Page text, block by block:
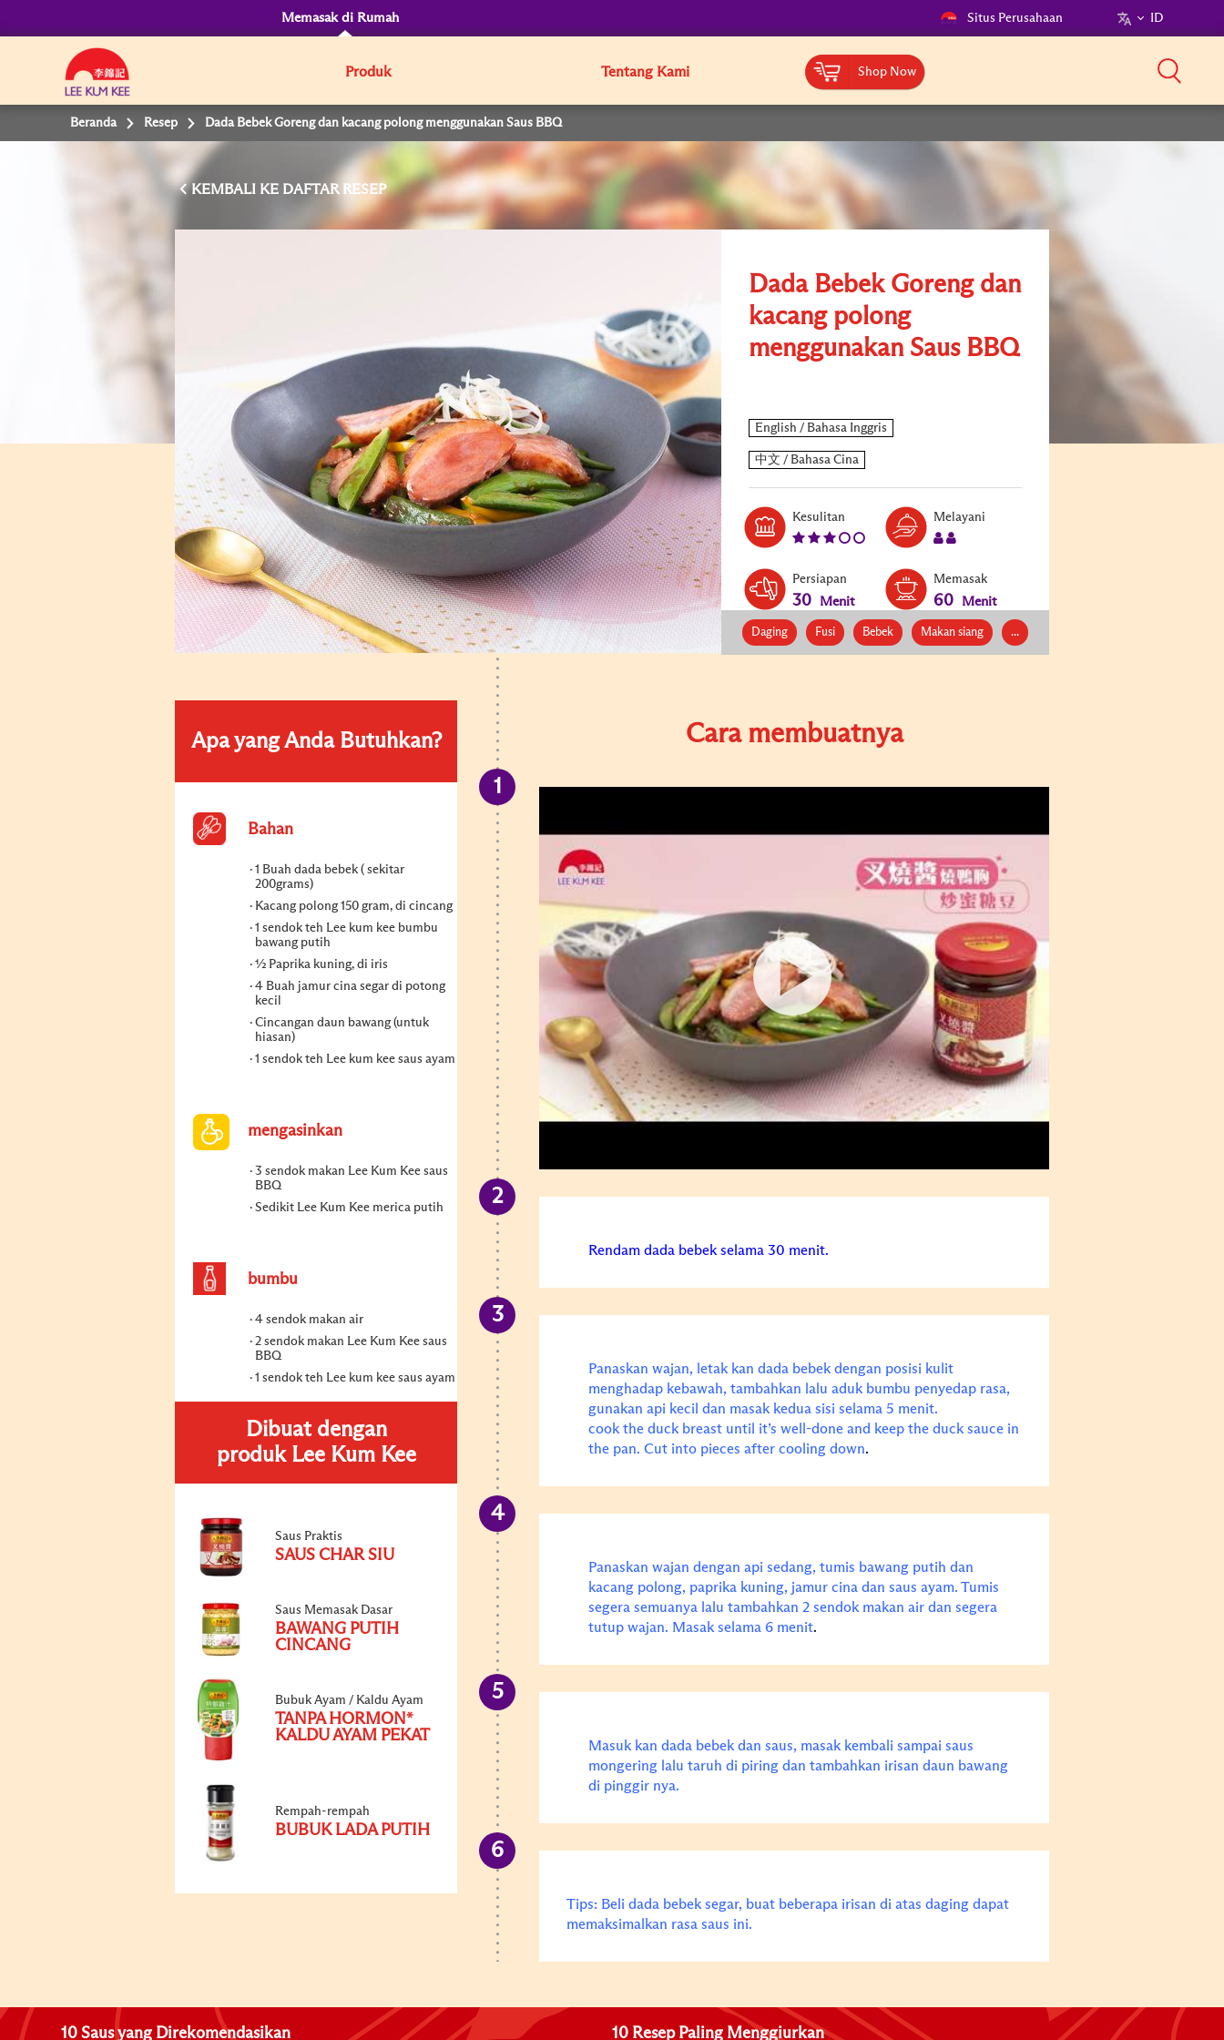
Memasak di Rumah Situs Perusahaan ID
Produk Tentang Kami Shop Now
Beranda Resep Dada Bebek Goreng dan kacang polong menggunakan Saus BBQ
KEMBALI
Dada Bebek Goreng dan
kacang polong
menggunakan Saus BBQ
Kesulitan Melayani
Persiapan
30 Menit
Memasak
60 Menit
Daging Fusi Bebek Makan siang ...
Apa yang Anda Butuhkan?
Bahan
1 Buah dada bebek ( sekitar
200grams)
Kacang polong 150 gram, di cincang
1 sendok teh Lee kum kee bumbu
bawang putih
½ Paprika kuning, di iris
4 Buah jamur cina segar di potong
kecil
Cincangan daun bawang (untuk
hiasan)
1 sendok teh Lee kum kee saus ayam
mengasinkan
3 sendok makan Lee Kum Kee saus
BBQ
Sedikit Lee Kum Kee merica putih
bumbu
4 sendok makan air
2 sendok makan Lee Kum Kee saus
BBQ
1 sendok teh Lee kum kee saus ayam
Dibuat dengan
produk Lee Kum Kee
Saus Praktis
SAUS CHAR SIU
Saus Memasak Dasar
BAWANG PUTIH
CINCANG
Bubuk Ayam / Kaldu Ayam
TANPA HORMON*
KALDU AYAM PEKAT
Rempah-rempah
BUBUK LADA PUTIH
Cara membuatnya
Rendam dada bebek selama 30 menit.
Panaskan wajan, letak kan dada bebek dengan posisi kulit
menghadap kebawah, tambahkan lalu aduk bumbu penyedap rasa,
gunakan api kecil dan masak kedua sisi selama 5 menit.
cook the duck breast until it’s well-done and keep the duck sauce in
the pan. Cut into pieces after cooling down.
Panaskan wajan dengan api sedang, tumis bawang putih dan
kacang polong, paprika kuning, jamur cina dan saus ayam. Tumis
segera semuanya lalu tambahkan 2 sendok makan air dan segera
tutup wajan. Masak selama 6 menit.
Masuk kan dada bebek dan saus, masak kembali sampai saus
mongering lalu taruh di piring dan tambahkan irisan daun bawang
di pinggir nya.
Tips: Beli dada bebek segar, buat beberapa irisan di atas daging dapat
memaksimalkan rasa saus ini.
10 Saus yang Direkomendasikan 10 Resep Paling Menggiurkan